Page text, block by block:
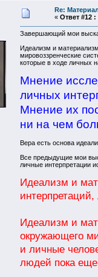
Re:
« Ответ #12 :
Завершающий мои
Идеализм и
мировоззренческие
которые в ходе личных
Мнение
личных
Мнение их
ни на чем
Вера есть основа
Все предыдущие мои
личные интерпретации
Идеализм и
Идеализм и
окружающего
и личные
людей пока еще